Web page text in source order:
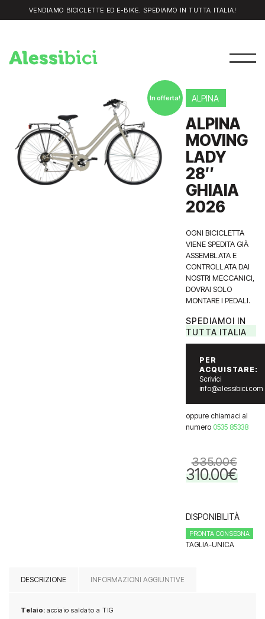
VENDIAMO BICICLETTE ED E-BIKE. SPEDIAMO IN TUTTA ITALIA!
In offerta! ALPINA
ALPINA
MOVING
LADY
28″
GHIAIA
2026
OGNI BICICLETTA
VIENE SPEDITA GIÀ
ASSEMBLATA E
CONTROLLATA DAI
NOSTRI MECCANICI,
DOVRAI SOLO
MONTARE I PEDALI.
SPEDIAMOI IN
TUTTA ITALIA
PER
ACQUISTARE:
Scrivici
info@alessibici.com
oppure chiamaci al
numero 0535 85338
335.00€
Il
prezzo
335.00€.
310.00€Il
prezzo
310.00€.
DISPONIBILITÀ
PRONTA CONSEGNA
TAGLIA-UNICA
DESCRIZIONE INFORMAZIONI AGGIUNTIVE
Telaio: acciaio saldato a TIG